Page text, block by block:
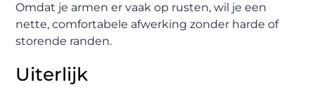
Omdat je armen er vaak op rusten, wil je een
nette, comfortabele afwerking zonder harde of
storende randen.
Uiterlijk